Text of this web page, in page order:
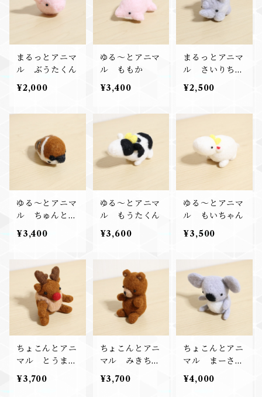
まるっとアニマ
ル ぶうたくん
¥2,000
ゆる～とアニマ
ル ももか
¥3,400
まるっとアニマ
ル さいりちゃ
ん
¥2,500
ゆる～とアニマ
ル ちゅんとく
¥3,400
ゆる～とアニマ
ル もうたくん
¥3,600
ゆる～とアニマ
ル もいちゃん
¥3,500
ちょこんとアニ
マル とうまく
ん
¥3,700
ちょこんとアニ
マル みきちゃ
ん
¥3,700
ちょこんとアニ
マル まーさく
ん
¥4,000